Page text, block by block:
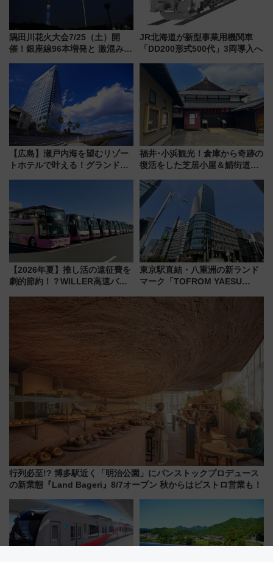
隅田川花火大会7/25（土）開
催！銀座線96本増発と 激混みの
アクセス攻略法、2万発の花火が
都心の夜に！
JR北海道が新型事業用機関車
「DD200形式500代」3両導入へ
【広島】瀬戸内海を望むリゾー
トホテルで叶える！グランドプ
ープラン
福井･小浜観光！倉庫から奇跡の
復活をした芝居小屋＆鯖街道の
でBBQ、老舗お酢店ソフトなど
歴史＆グルメ散歩
【2026年夏】推し活の遠征費を
劇的節約！？WILLER高速バス
東京駅直結・八重洲の新ランド
マーク「TOFROM YAESU
ないバスターミナル直結でスキ
マ時間が充実
行列必至!? 博多駅近く「明治公園」にパンストックプロデュース
の新業態『Land Bageri』8/7オープン 秋からはビストロ営業も！